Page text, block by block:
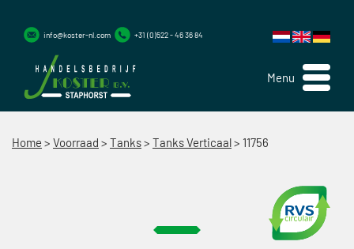
Menu
info@koster-nl.com +31 (0)522 - 46 36 84
Home > Voorraad > Tanks> Tanks Verticaal> 11756